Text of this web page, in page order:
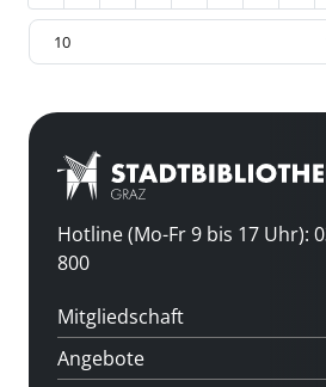
Hotline (Mo-Fr 9 bis 17 Uhr):
800
Mitgliedschaft
Angebote